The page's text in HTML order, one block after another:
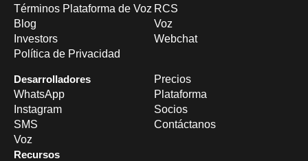
Términos Plataforma de Voz
Blog
Investors
Política de Privacidad
RCS
Voz
Webchat
Desarrolladores
WhatsApp
Instagram
SMS
Voz
Recursos
Precios
Plataforma
Socios
Contáctanos